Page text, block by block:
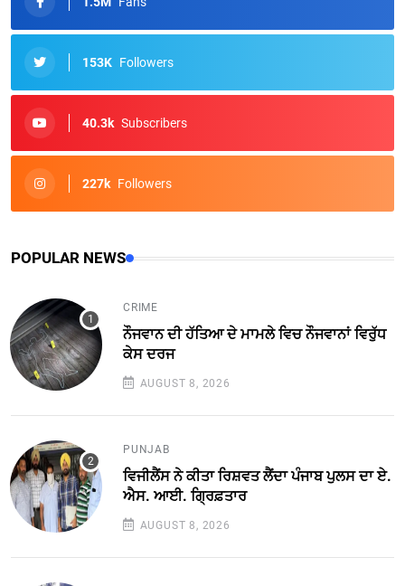
153K Followers
40.3k Subscribers
227k Followers
POPULAR NEWS
CRIME
ਨੌਜਵਾਨ ਦੀ ਹੱਤਿਆ ਦੇ ਮਾਮਲੇ ਵਿਚ ਨੌਜਵਾਨਾਂ ਵਿਰੁੱਧ
ਕੇਸ ਦਰਜ
AUGUST 8, 2026
PUNJAB
ਵਿਜੀਲੈਂਸ ਨੇ ਕੀਤਾ ਰਿਸ਼ਵਤ ਲੈਂਦਾ ਪੰਜਾਬ ਪੁਲਸ ਦਾ ਏ.
ਐਸ. ਆਈ. ਗ੍ਰਿਫ਼ਤਾਰ
AUGUST 8, 2026